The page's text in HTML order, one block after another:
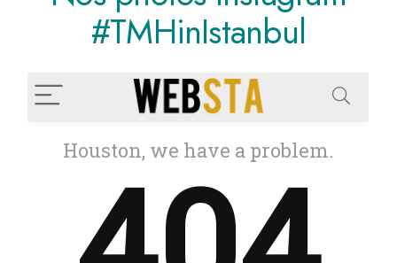
#TMHinIstanbul